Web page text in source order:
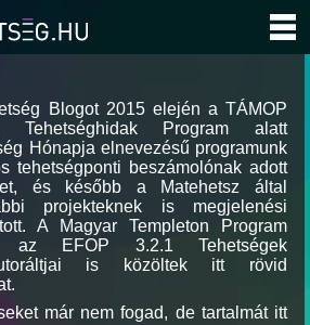
Blogot 2015 elején a TÁMOP
Tehetséghidak Program alatt
Hónapja elnevezésű programunk
tehetségponti beszámolónak adott
és később a Matehetsz által
projekteknek is megjelenési
A Magyar Templeton Program
az EFOP 3.2.1 Tehetségek
tutoráltjai is közöltek itt rövid
már nem fogad, de tartalmát itt